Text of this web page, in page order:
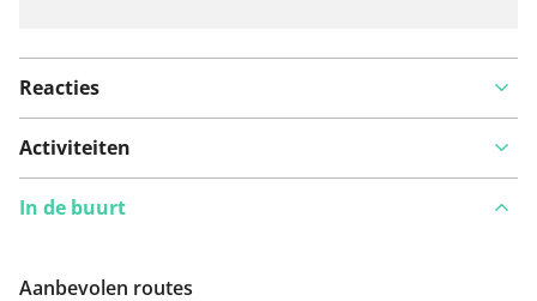
Reacties
Activiteiten
In de buurt
Aanbevolen routes